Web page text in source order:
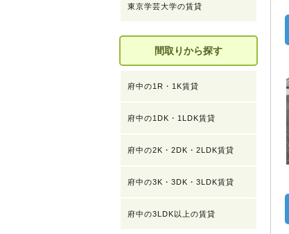
東京学芸大学の賃貸
間取りから探す
府中の1R・1K賃貸
府中の1DK・1LDK賃貸
府中の2K・2DK・2LDK賃貸
府中の3K・3DK・3LDK賃貸
府中の3LDK以上の賃貸